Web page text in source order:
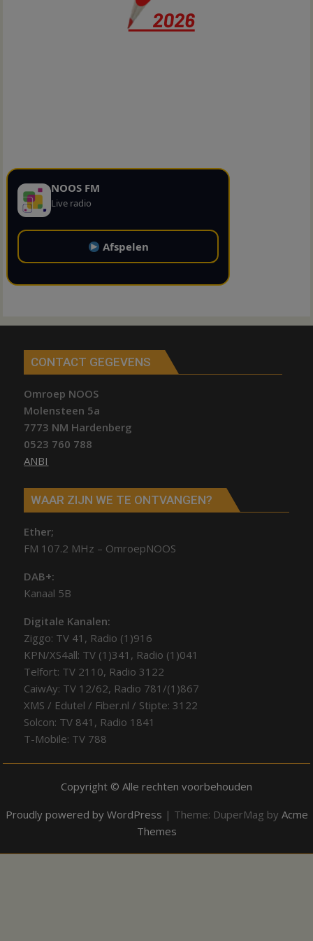
NOOS FM
Live radio
Afspelen
CONTACT GEGEVENS
Omroep NOOS
Molensteen 5a
7773 NM Hardenberg
0523 760 788
ANBI
WAAR ZIJN WE TE ONTVANGEN?
Ether;
FM 107.2 MHz – OmroepNOOS
DAB+:
Kanaal 5B
Digitale Kanalen:
Ziggo: TV 41, Radio (1)916
KPN/XS4all: TV (1)341, Radio (1)041
Telfort: TV 2110, Radio 3122
CaiwAy: TV 12/62, Radio 781/(1)867
XMS / Edutel / Fiber.nl / Stipte: 3122
Solcon: TV 841, Radio 1841
T-Mobile: TV 788
Copyright © Alle rechten voorbehouden
Proudly powered by WordPress | Theme: DuperMag by Acme
Themes